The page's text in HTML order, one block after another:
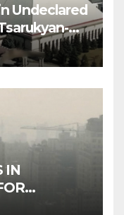
Undeclared
IN